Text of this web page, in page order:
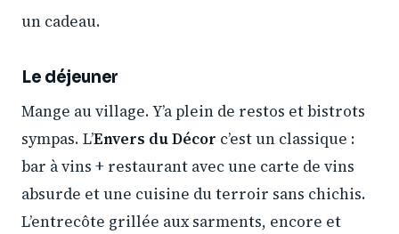
un cadeau.
Le déjeuner
Mange au village. Y’a plein de restos et bistrots
sympas. L’Envers du Décor c’est un classique :
bar à vins + restaurant avec une carte de vins
absurde et une cuisine du terroir sans chichis.
L’entrecôte grillée aux sarments, encore et